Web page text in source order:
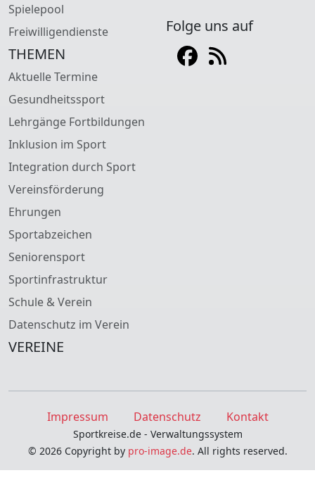
Spielepool
Freiwilligendienste
THEMEN
Aktuelle Termine
Gesundheitssport
Lehrgänge Fortbildungen
Inklusion im Sport
Integration durch Sport
Vereinsförderung
Ehrungen
Sportabzeichen
Seniorensport
Sportinfrastruktur
Schule & Verein
Datenschutz im Verein
VEREINE
Folge uns auf
Impressum Datenschutz Kontakt
Sportkreise.de - Verwaltungssystem
© 2026 Copyright by pro-image.de. All rights reserved.